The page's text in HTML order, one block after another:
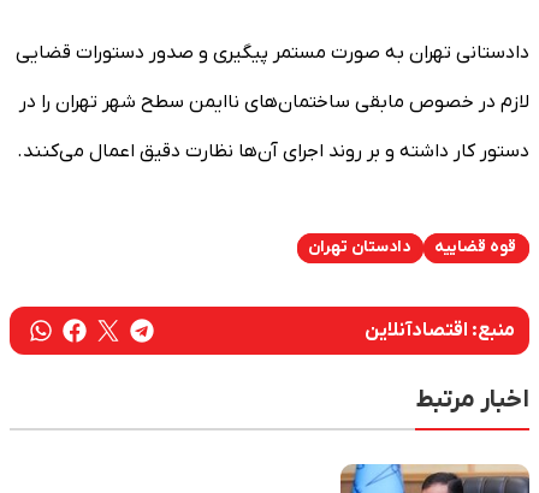
دادستانی تهران به صورت مستمر پیگیری و صدور دستورات قضایی
لازم در خصوص مابقی ساختمان‌های ناایمن سطح شهر تهران را در
دستور کار داشته و بر روند اجرای آن‌ها نظارت دقیق اعمال می‌کنند.
قوه قضاییه دادستان تهران
منبع: اقتصادآنلاین
اخبار مرتبط